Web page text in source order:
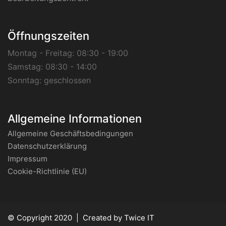
Öffnungszeiten
Montag - Freitag: 08:30 - 19:00
Samstag: 08:30 - 14:00
Sonntag: geschlossen
Allgemeine Informationen
Allgemeine Geschäftsbedingungen
Datenschutzerklärung
Impressum
Cookie-Richtlinie (EU)
© Copyright 2020 | Created by Twice IT